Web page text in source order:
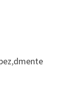
,dmente